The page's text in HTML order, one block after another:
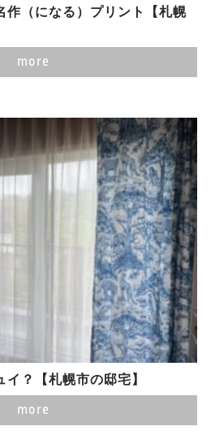
作（になる）プリント【札幌
more
？【札幌市の邸宅】
more